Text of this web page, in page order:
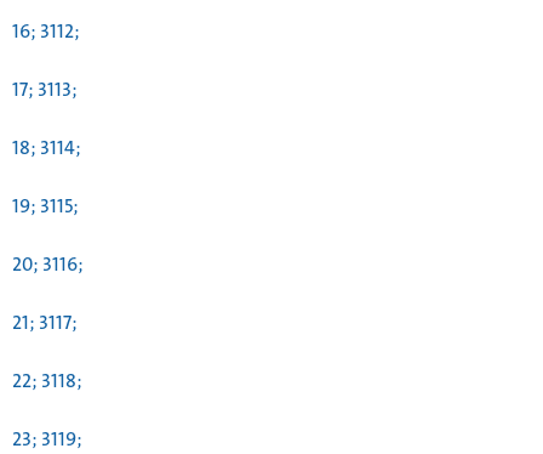
16; 3112;
17; 3113;
18; 3114;
19; 3115;
20; 3116;
21; 3117;
22; 3118;
23; 3119;